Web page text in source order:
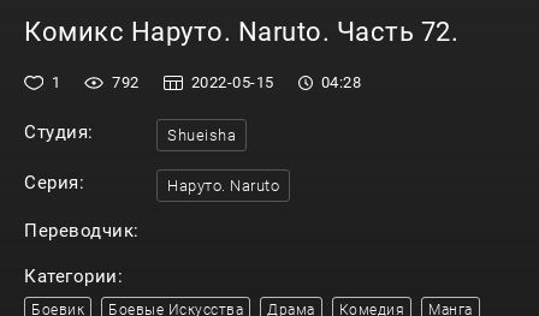
Комикс Наруто. Naruto. Часть 72.
1 792 2022-05-15 04:28
Студия: Shueisha
Серия: Наруто. Naruto
Переводчик:
Категории:
Боевик Боевые Искусства Драма Комедия Манга